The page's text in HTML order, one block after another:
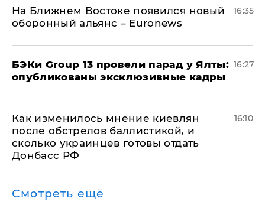
На Ближнем Востоке появился новый
оборонный альянс – Euronews
16:35
​БЭКи Group 13 провели парад у Ялты:
опубликованы эксклюзивные кадры
16:27
Как изменилось мнение киевлян
после обстрелов баллистикой, и
сколько украинцев готовы отдать
Донбасс РФ
16:10
Смотреть ещё